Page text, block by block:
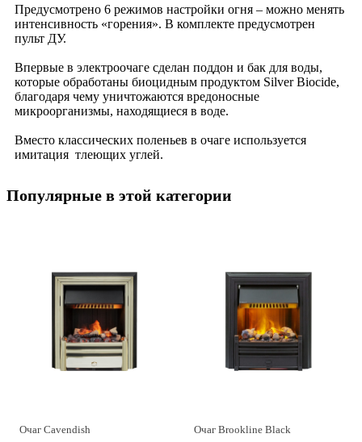
Предусмотрено 6 режимов настройки огня – можно менять
интенсивность «горения». В комплекте предусмотрен
пульт ДУ.
Впервые в электроочаге сделан поддон и бак для воды,
которые обработаны биоцидным продуктом Silver Biocide,
благодаря чему уничтожаются вредоносные
микроорганизмы, находящиеся в воде.
Вместо классических поленьев в очаге используется
имитация тлеющих углей.
Популярные в этой категории
Очаг Cavendish Очаг Brookline Black